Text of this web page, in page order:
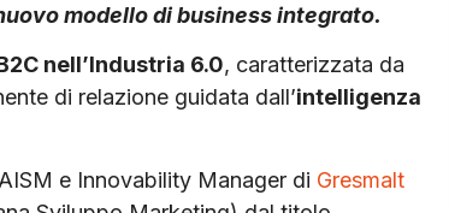
modello di business integrato.
nell’Industria 6.0, caratterizzata da
di relazione guidata dall’intelligenza
e Innovability Manager di Gresmalt